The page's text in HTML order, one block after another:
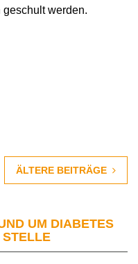
werden.
ÄLTERE BEITRÄGE
UM DIABETES
STELLE